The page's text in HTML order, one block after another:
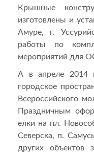
Крышные
изготовлены и
Амуре, г.
работы по
мероприятий для
А в апреле 2014
городское
Всероссийского
Праздничным
елки на пл.
Северска, п.
других объектов